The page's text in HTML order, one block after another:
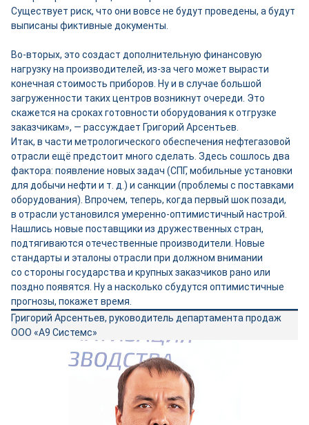
Существует риск, что они вовсе не будут проведены, а будут
выписаны фиктивные документы.
Во-вторых, это создаст дополнительную финансовую
нагрузку на производителей, из-за чего может вырасти
конечная стоимость приборов. Ну и в случае большой
загруженности таких центров возникнут очереди. Это
скажется на сроках готовности оборудования к отгрузке
заказчикам», — рассуждает Григорий Арсентьев.
Итак, в части метрологического обеспечения нефтегазовой
отрасли ещё предстоит много сделать. Здесь сошлось два
фактора: появление новых задач (СПГ, мобильные установки
для добычи нефти и т. д.) и санкции (проблемы с поставками
оборудования). Впрочем, теперь, когда первый шок позади,
в отрасли установился умеренно-­оптимистичный настрой.
Нашлись новые поставщики из дружественных стран,
подтягиваются отечественные производители. Новые
стандарты и эталоны отрасли при должном внимании
со стороны государства и крупных заказчиков рано или
поздно появятся. Ну а насколько сбудутся оптимистичные
прогнозы, покажет время.
Григорий Арсентьев, руководитель департамента продаж
ООО «А9 Системс»